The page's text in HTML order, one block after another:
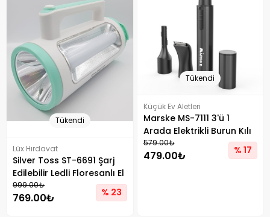
Tükendi
Lüx Hırdavat
Silver Toss ST-6691 Şarj
Edilebilir Ledli Floresanlı El
Feneri
999.00₺
769.00₺ % 23
Tükendi
Küçük Ev Aletleri
Marske MS-7111 3'ü 1
Arada Elektrikli Burun Kılı
Kesme Makinesi Tip-C
Şarj Edilebilir Bakım Aleti
579.00₺
479.00₺ % 17